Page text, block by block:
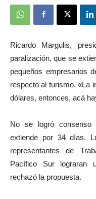
Ricardo Margulis,
paralización, que se
pequeños empresarios
respecto al turismo. «La
dólares, entonces, acá
No se logró
extiende por 34 días.
representantes de
Pacífico Sur lograran
rechazó la propuesta.